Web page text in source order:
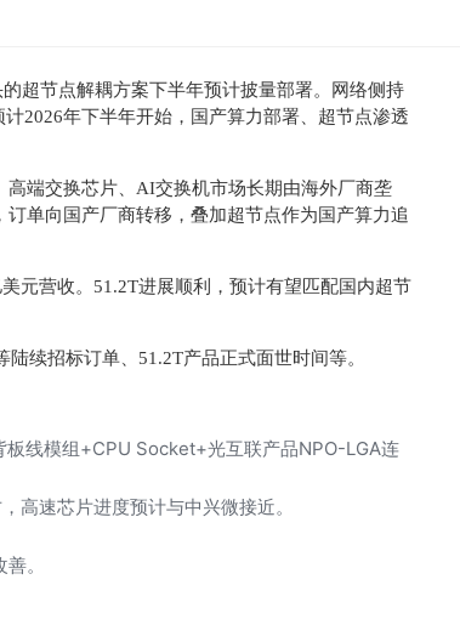
超节点解耦方案下半年预计披量部署。网络侧持
2026年下半年开始，国产算力部署、超节点渗透
端交换芯片、AI交换机市场长期由海外厂商垄
单向国产厂商转移，叠加超节点作为国产算力追
元营收。51.2T进展顺利，预计有望匹配国内超节
续招标订单、51.2T产品正式面世时间等。
线模组+CPU Socket+光互联产品NPO-LGA连
高速芯片进度预计与中兴微接近。
。